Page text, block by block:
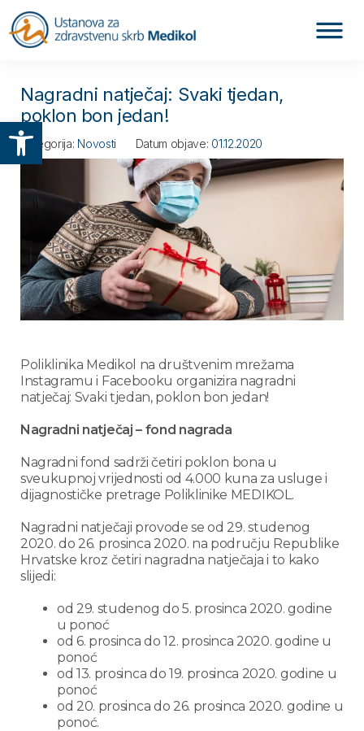
Otvori alatnu traku
Nagradni natječaj: Svaki tjedan,
poklon bon jedan!
Kategorija: Novosti Datum objave: 01.12.2020
Poliklinika Medikol na društvenim mrežama
Instagramu i Facebooku organizira nagradni
natječaj: Svaki tjedan, poklon bon jedan!
Nagradni natječaj – fond nagrada
Nagradni fond sadrži četiri poklon bona u
sveukupnoj vrijednosti od 4.000 kuna za usluge i
dijagnostičke pretrage Poliklinike MEDIKOL.
Nagradni natječaji provode se od 29. studenog
2020. do 26. prosinca 2020. na području Republike
Hrvatske kroz četiri nagradna natječaja i to kako
slijedi:
od 29. studenog do 5. prosinca 2020. godine
u ponoć
od 6. prosinca do 12. prosinca 2020. godine u
ponoć
od 13. prosinca do 19. prosinca 2020. godine u
ponoć
od 20. prosinca do 26. prosinca 2020. godine u
ponoć.